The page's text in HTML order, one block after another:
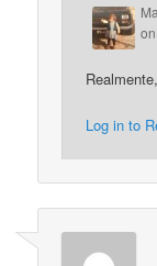
Log in to